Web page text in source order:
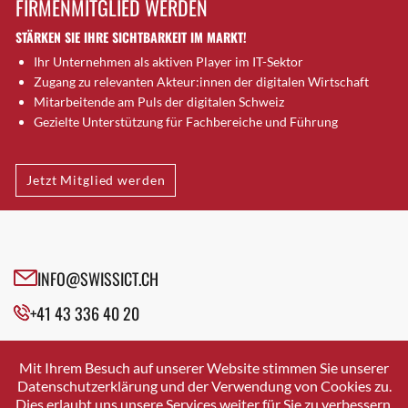
Brugg AG
Brütten
Bubendorf
Bubikon
Buchs (SG)
Bäretswil
Bülach
Cazis
Crissier
Davos Platz
Dierikon
Dietikon
FIRMENMITGLIED WERDEN
STÄRKEN SIE IHRE SICHTBARKEIT IM MARKT!
Ihr Unternehmen als aktiven Player im IT-Sektor
Zugang zu relevanten Akteur:innen der digitalen Wirtschaft
Mitarbeitende am Puls der digitalen Schweiz
Gezielte Unterstützung für Fachbereiche und Führung
Jetzt Mitglied werden
INFO@SWISSICT.CH
+41 43 336 40 20
SWISSICT
VULKANSTRASSE 120
8048 ZURICH
Mit Ihrem Besuch auf unserer Website stimmen Sie unserer
Datenschutzerklärung und der Verwendung von Cookies zu.
Dies erlaubt uns unsere Services weiter für Sie zu verbessern.